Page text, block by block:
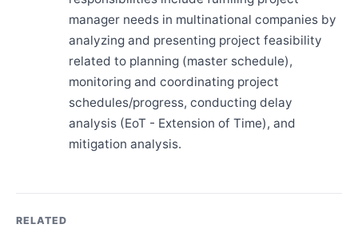
manager needs in multinational companies by
analyzing and presenting project feasibility
related to planning (master schedule),
monitoring and coordinating project
schedules/progress, conducting delay
analysis (EoT - Extension of Time), and
mitigation analysis.
RELATED